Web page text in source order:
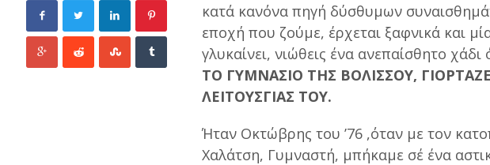
κατά κανόνα πηγή δύσθυμων
εποχή που ζούμε, έρχεται ξαφνικά και
γλυκαίνει, νιώθεις ένα ανεπαίσθητο
ΤΟ ΓΥΜΝΑΣΙΟ ΤΗΣ ΒΟΛΙΣΣΟΥ,
ΛΕΙΤΟΥΣΓΙΑΣ ΤΟΥ.
Ήταν Οκτώβρης του ’76 ,όταν με τον
Χαλάτση, Γυμναστή, μπήκαμε σέ ένα